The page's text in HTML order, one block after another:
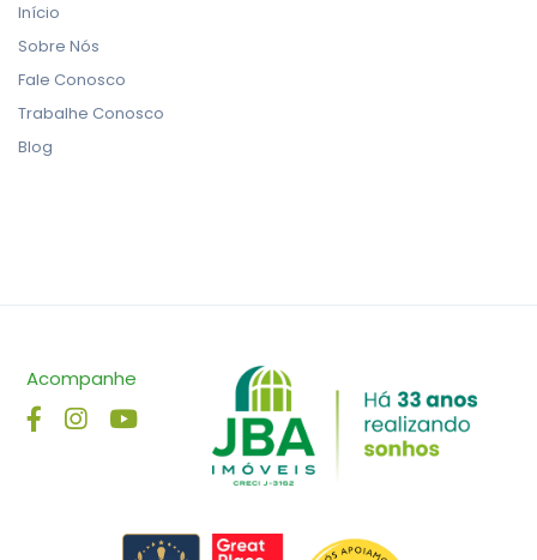
Início
Sobre Nós
Fale Conosco
Trabalhe Conosco
Blog
Acompanhe